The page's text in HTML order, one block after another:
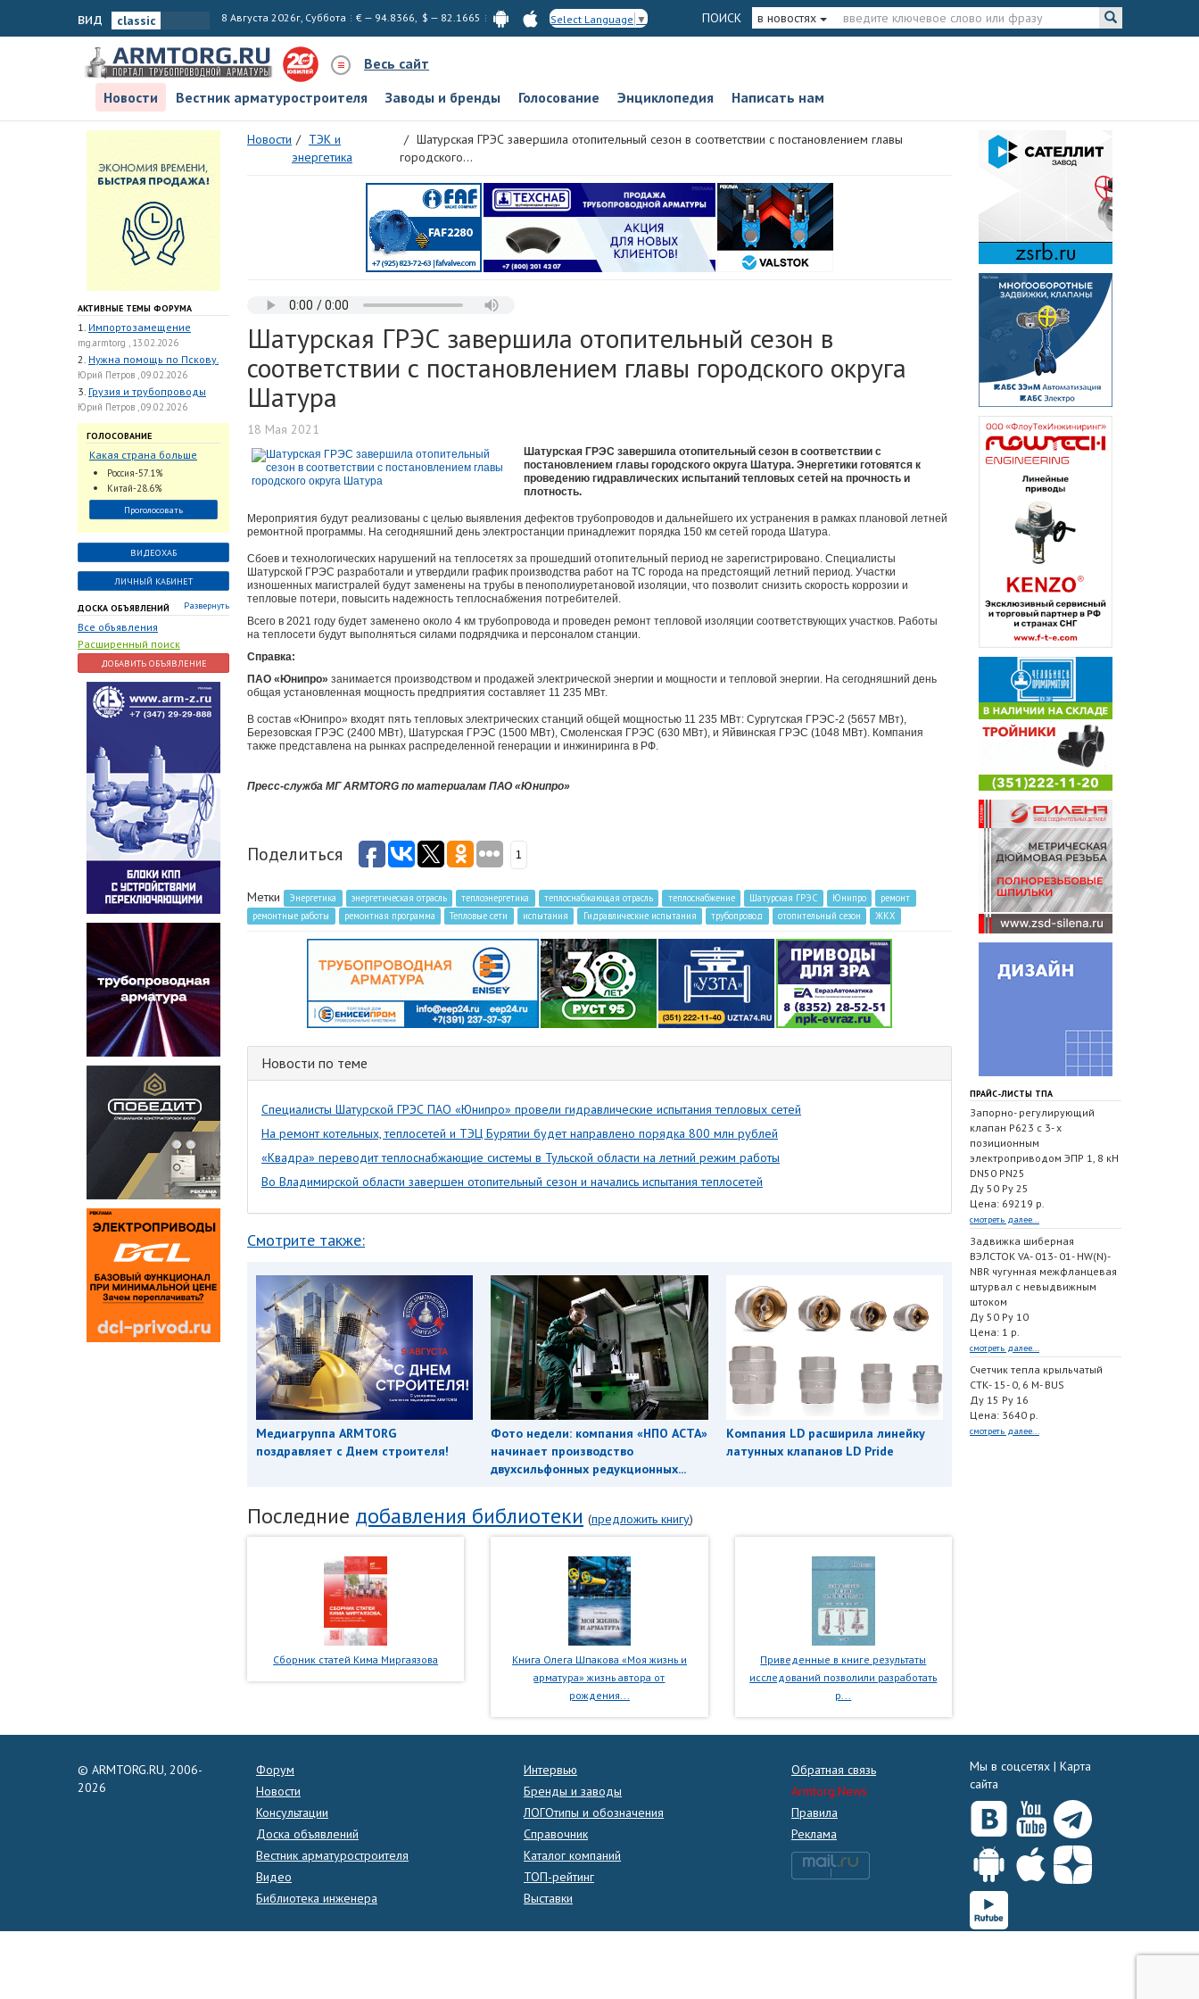
вид 8 Августа 2026г, Суббота € — 94.8366, $ — 82.1665 Select Language ▼ ПОИСК в новостях
Весь сайт
Новости
Вестник арматуростроителя Заводы и бренды Голосование Энциклопедия Написать нам
АКТИВНЫЕ ТЕМЫ ФОРУМА
1. Импортозамещение
mg.armtorg , 13.02.2026
2. Нужна помощь по Пскову.
Юрий Петров , 09.02.2026
3. Грузия и трубопроводы
Юрий Петров , 09.02.2026
ГОЛОСОВАНИЕ
Какая страна больше
всего поставляет
трубопроводную
арматуру в химическую
отрасль?
Россия-57.1%
Китай-28.6%
Проголосовать
ВИДЕОХАБ
ЛИЧНЫЙ КАБИНЕТ
ДОСКА ОБЪЯВЛЕНИЙ Развернуть
Все объявления
Расширенный поиск
ДОБАВИТЬ ОБЪЯВЛЕНИЕ
Новости
ТЭК и
энергетика
Шатурская ГРЭС завершила отопительный сезон в соответствии с постановлением главы
городского...
Шатурская ГРЭС завершила отопительный сезон в
соответствии с постановлением главы городского округа
Шатура
18 Мая 2021
Шатурская ГРЭС завершила отопительный сезон в соответствии с
постановлением главы городского округа Шатура. Энергетики готовятся к
проведению гидравлических испытаний тепловых сетей на прочность и
плотность.
Мероприятия будут реализованы с целью выявления дефектов трубопроводов и дальнейшего их устранения в рамках плановой летней
ремонтной программы. На сегодняшний день электростанции принадлежит порядка 150 км сетей города Шатура.
Сбоев и технологических нарушений на теплосетях за прошедший отопительный период не зарегистрировано. Специалисты
Шатурской ГРЭС разработали и утвердили график производства работ на ТС города на предстоящий летний период. Участки
изношенных магистралей будут заменены на трубы в пенополиуретановой изоляции, что позволит снизить скорость коррозии и
тепловые потери, повысить надежность теплоснабжения потребителей.
Всего в 2021 году будет заменено около 4 км трубопровода и проведен ремонт тепловой изоляции соответствующих участков. Работы
на теплосети будут выполняться силами подрядчика и персоналом станции.
Справка:
ПАО «Юнипро» занимается производством и продажей электрической энергии и мощности и тепловой энергии. На сегодняшний день
общая установленная мощность предприятия составляет 11 235 МВт.
В состав «Юнипро» входят пять тепловых электрических станций общей мощностью 11 235 МВт: Сургутская ГРЭС-2 (5657 МВт),
Березовская ГРЭС (2400 МВт), Шатурская ГРЭС (1500 МВт), Смоленская ГРЭС (630 МВт), и Яйвинская ГРЭС (1048 МВт). Компания
также представлена на рынках распределенной генерации и инжиниринга в РФ.
Пресс-служба МГ ARMTORG по материалам ПАО «Юнипро»
Поделиться 1
Метки Энергетика энергетическая отрасль теплоэнергетика теплоснабжающая отрасль теплоснабжение Шатурская ГРЭС Юнипро
ремонт
ремонтные работы
ремонтная программа Тепловые сети испытания Гидравлические испытания трубопровод отопительный сезон ЖКХ
Новости по теме
Специалисты Шатурской ГРЭС ПАО «Юнипро» провели гидравлические испытания тепловых сетей
На ремонт котельных, теплосетей и ТЭЦ Бурятии будет направлено порядка 800 млн рублей
«Квадра» переводит теплоснабжающие системы в Тульской области на летний режим работы
Во Владимирской области завершен отопительный сезон и начались испытания теплосетей
Смотрите также:
Медиагруппа ARMTORG
поздравляет с Днем строителя!
Фото недели: компания «НПО АСТА»
начинает производство
двухсильфонных редукционных...
Компания LD расширила линейку
латунных клапанов LD Pride
Последние добавления библиотеки (предложить книгу)
Сборник статей Кима Миргаязова
Книга Олега Шпакова «Моя жизнь и
арматура» жизнь автора от
рождения...
Приведенные в книге результаты
исследований позволили разработать
р...
ПРАЙС-ЛИСТЫ ТПА
Запорно- регулирующий
клапан Р623 с 3- х
позиционным
электроприводом ЭПР 1, 8 кН
DN50 PN25
Ду 50 Ру 25
Цена: 69219 р.
смотреть далее...
Задвижка шиберная
ВЭЛСТОК VA- 013- 01- HW(N)-
NBR чугунная межфланцевая
штурвал с невыдвижным
штоком
Ду 50 Ру 10
Цена: 1 р.
смотреть далее...
Счетчик тепла крыльчатый
СТК- 15- 0, 6 M- BUS
Ду 15 Ру 16
Цена: 3640 р.
смотреть далее...
© ARMTORG.RU, 2006-
2026
Форум
Новости
Консультации
Доска объявлений
Вестник арматуростроителя
Видео
Библиотека инженера
Интервью
Бренды и заводы
ЛОГОтипы и обозначения
Справочник
Каталог компаний
ТОП-рейтинг
Выставки
Обратная связь
Armtorg.News
Правила
Реклама
Мы в соцсетях | Карта
сайта